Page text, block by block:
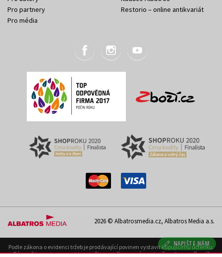
NAPIŠTE NÁM
Pro partnery
Pro média
Restorio – online antikvariát
2026 © Albatrosmedia.cz, Albatros Media a.s.
Podle zákona o evidenci tržeb je prodávající povinen vystavit kupujícímu účtenku.
Zároveň je povinen zaevidovat přijatou tržbu u správce daně on-line; v případě